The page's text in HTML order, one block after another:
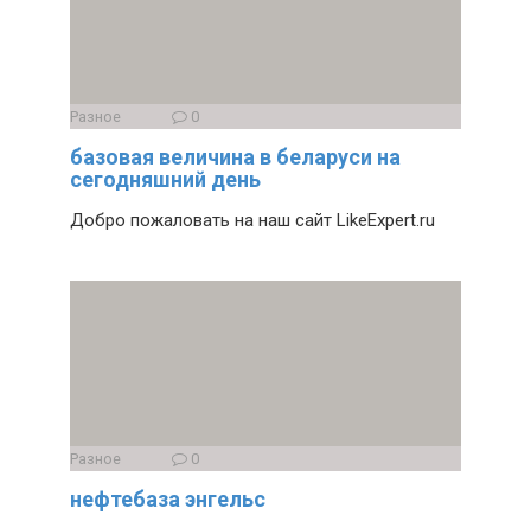
Разное 0
базовая величина в беларуси на
сегодняшний день
Добро пожаловать на наш сайт LikeExpert.ru
Разное 0
нефтебаза энгельс